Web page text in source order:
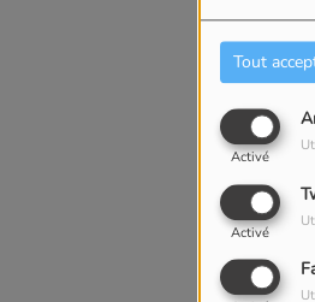
Tout
Activé
Activé